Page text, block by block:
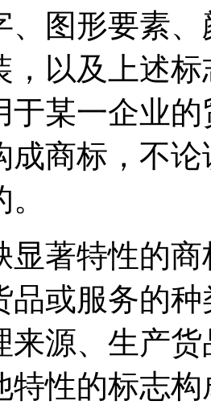
、图形要素
，以及上述
于某一企业
成商标，不
显著特性的
品或服务的
来源、生产
特性的标志